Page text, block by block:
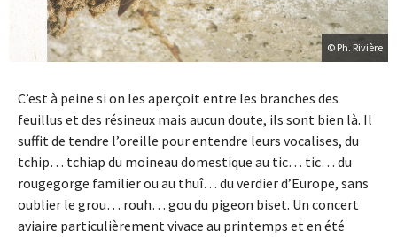
© Ph. Rivière
C’est à peine si on les aperçoit entre les branches des
feuillus et des résineux mais aucun doute, ils sont bien là. Il
suffit de tendre l’oreille pour entendre leurs vocalises, du
tchip… tchiap du moineau domestique au tic… tic… du
rougegorge familier ou au thuî… du verdier d’Europe, sans
oublier le grou… rouh… gou du pigeon biset. Un concert
aviaire particulièrement vivace au printemps et en été